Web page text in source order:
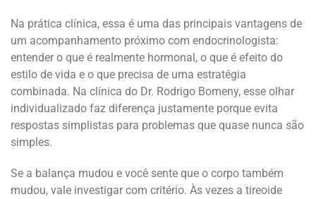
Na prática clínica, essa é uma das principais vantagens de
um acompanhamento próximo com endocrinologista:
entender o que é realmente hormonal, o que é efeito do
estilo de vida e o que precisa de uma estratégia
combinada. Na clínica do Dr. Rodrigo Bomeny, esse olhar
individualizado faz diferença justamente porque evita
respostas simplistas para problemas que quase nunca são
simples.
Se a balança mudou e você sente que o corpo também
mudou, vale investigar com critério. Às vezes a tireoide